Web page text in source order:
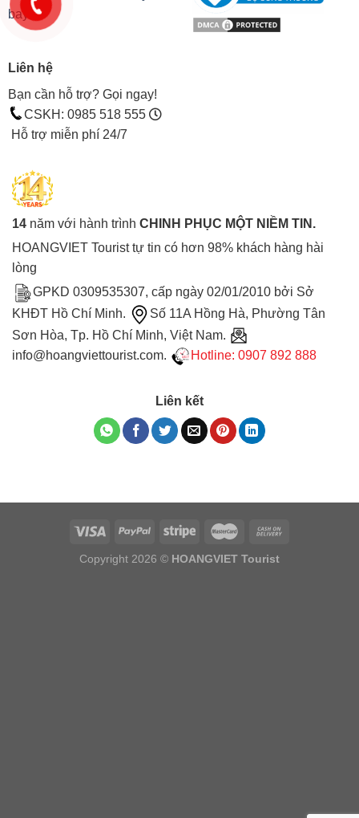
bay
Liên hệ
Bạn cần hỗ trợ? Gọi ngay!
CSKH: 0985 518 555
Hỗ trợ miễn phí 24/7
14 năm với hành trình CHINH PHỤC MỘT NIỀM TIN.
HOANGVIET Tourist tự tin có hơn 98% khách hàng hài
lòng
GPKD 0309535307, cấp ngày 02/01/2010 bởi Sở
KHĐT Hồ Chí Minh.
Số 11A Hồng Hà, Phường Tân
Sơn Hòa, Tp. Hồ Chí Minh, Việt Nam.
info@hoangviettourist.com.
Hotline: 0907 892 888
Liên kết
Copyright 2026 © HOANGVIET Tourist